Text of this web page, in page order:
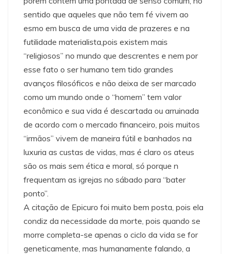
sentido que aqueles que não tem fé vivem ao
esmo em busca de uma vida de prazeres e na
futilidade materialista,pois existem mais
“religiosos” no mundo que descrentes e nem por
esse fato o ser humano tem tido grandes
avanços filosóficos e não deixa de ser marcado
como um mundo onde o “homem” tem valor
econômico e sua vida é descartada ou arruinada
de acordo com o mercado financeiro, pois muitos
“irmãos” vivem de maneira fútil e banhados na
luxuria as custas de vidas, mas é claro os ateus
são os mais sem ética e moral, só porque n
frequentam as igrejas no sábado para “bater
ponto”.
A citação de Epicuro foi muito bem posta, pois ela
condiz da necessidade da morte, pois quando se
morre completa-se apenas o ciclo da vida se for
geneticamente, mas humanamente falando, a